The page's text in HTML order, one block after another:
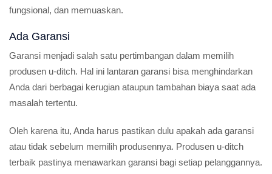
fungsional, dan memuaskan.
Ada Garansi
Garansi menjadi salah satu pertimbangan dalam memilih
produsen u-ditch. Hal ini lantaran garansi bisa menghindarkan
Anda dari berbagai kerugian ataupun tambahan biaya saat ada
masalah tertentu.
Oleh karena itu, Anda harus pastikan dulu apakah ada garansi
atau tidak sebelum memilih produsennya. Produsen u-ditch
terbaik pastinya menawarkan garansi bagi setiap pelanggannya.